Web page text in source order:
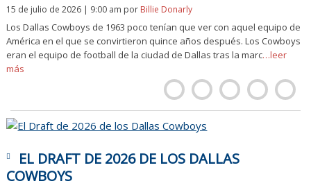
15 de julio de 2026 | 9:00 am por Billie Donarly
Los Dallas Cowboys de 1963 poco tenían que ver con aquel equipo de
América en el que se convirtieron quince años después. Los Cowboys
eran el equipo de football de la ciudad de Dallas tras la marc…leer
más
EL DRAFT DE 2026 DE LOS DALLAS
COWBOYS